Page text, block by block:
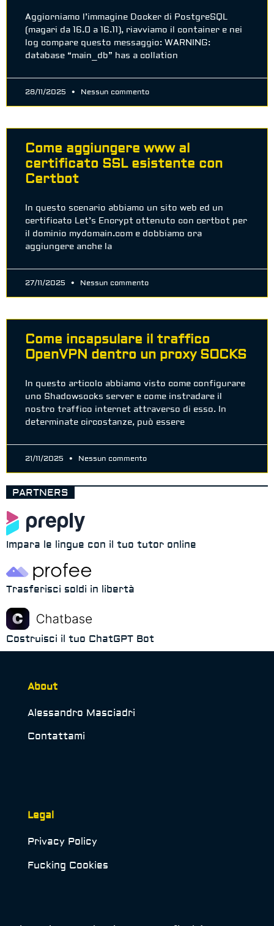
Aggiorniamo l’immagine Docker di PostgreSQL
(magari da 16.0 a 16.11), riavviamo il container e nei
log compare questo messaggio: WARNING:
database “main_db” has a collation
28/11/2025 Nessun commento
Come aggiungere www al
certificato SSL esistente con
Certbot
In questo scenario abbiamo un sito web ed un
certificato Let’s Encrypt ottenuto con certbot per
il dominio mydomain.com e dobbiamo ora
aggiungere anche la
27/11/2025 Nessun commento
Come incapsulare il traffico
OpenVPN dentro un proxy SOCKS
In questo articolo abbiamo visto come configurare
uno Shadowsocks server e come instradare il
nostro traffico internet attraverso di esso. In
determinate circostanze, può essere
21/11/2025 Nessun commento
PARTNERS
Impara le lingue con il tuo tutor online
Trasferisci soldi in libertà
Costruisci il tuo ChatGPT Bot
About
Alessandro Masciadri
Contattami
Legal
Privacy Policy
Fucking Cookies